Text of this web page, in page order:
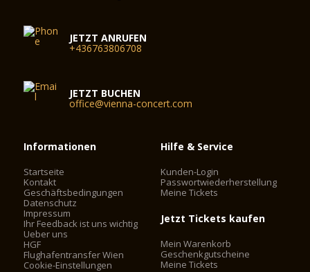
JETZT ANRUFEN
+436763806708
JETZT BUCHEN
office@vienna-concert.com
Informationen
Startseite
Kontakt
Geschäftsbedingungen
Datenschutz
Impressum
Ihr Feedback ist uns wichtig
Ueber uns
HGF
Flughafentransfer Wien
Cookie-Einstellungen
Hilfe & Service
Kunden-Login
Passwortwiederherstellung
Meine Tickets
Jetzt Tickets kaufen
Mein Warenkorb
Geschenkgutscheine
Meine Tickets